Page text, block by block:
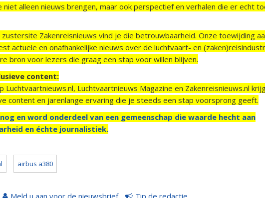
alleen nieuws brengen, maar ook perspectief en verhalen die er echt
Zakenreisnieuws vind je die betrouwbaarheid. Onze toewijding
actuele en onafhankelijke nieuws over de luchtvaart- en
bron voor lezers die graag een stap voor willen blijven.
content:
Luchtvaartnieuws.nl, Luchtvaartnieuws Magazine en Zakenreisnieuws.nl
content en jarenlange ervaring die je steeds een stap voorsprong geeft.
en word onderdeel van een gemeenschap die waarde hecht aan
en échte journalistiek.
airbus a380
Meld u aan voor de nieuwsbrief Tip de redactie